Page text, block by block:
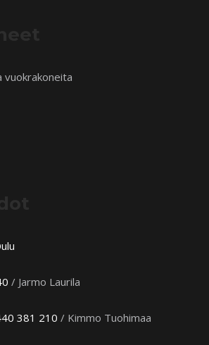
vuokrakoneita
/ Jarmo Laurila
381 210 / Kimmo Tuohimaa